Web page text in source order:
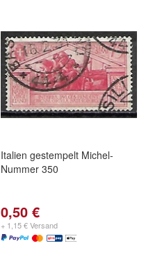
Italien gestempelt Michel-
Nummer 350
0,50 €
+ 1,15 € Versand